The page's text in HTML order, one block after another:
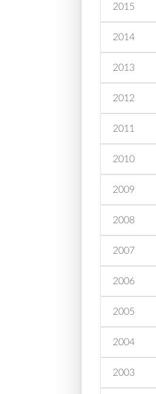
2015
2014
2013
2012
2011
2010
2009
2008
2007
2006
2005
2004
2003